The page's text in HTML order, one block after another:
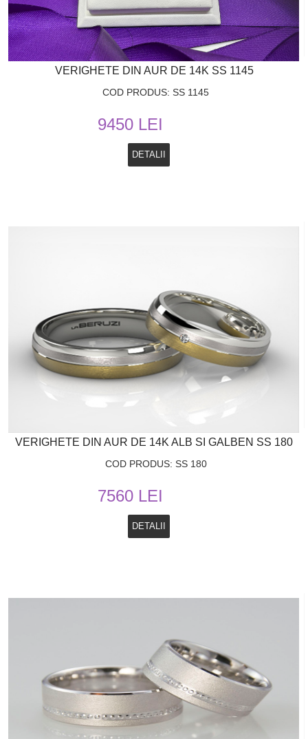
VERIGHETE DIN AUR DE 14K SS 1145
COD PRODUS: SS 1145
9450 LEI
DETALII
VERIGHETE DIN AUR DE 14K ALB SI GALBEN SS 180
COD PRODUS: SS 180
7560 LEI
DETALII